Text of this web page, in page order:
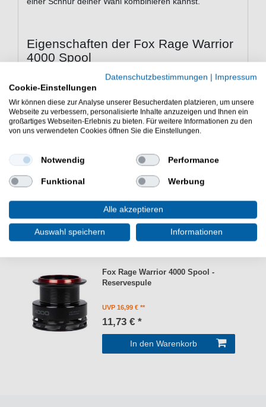
Eigenschaften der Fox Rage Warrior
4000 Spool
für die Fox Rage Warrior 4000
Schnurfassung: 0.26mm/150m
für monofile & geflochtene Schnüre geeignet
für noch mehr Flexibilität beim Angeln
Rage Rollenspule für Spinnrolle. - HIER Reservespule
ZULETZT ANGESEHEN
Fox Rage Warrior 4000 Spool -
Reservespule
UVP 16,99 €
11,73 € *
In den Warenkorb
Datenschutzbestimmungen | Impressum
Cookie-Einstellungen
Wir können diese zur Analyse unserer Besucherdaten platzieren, um unsere
Webseite zu verbessern, personalisierte Inhalte anzuzeigen und Ihnen ein
großartiges Webseiten-Erlebnis zu bieten. Für weitere Informationen zu den
von uns verwendeten Cookies öffnen Sie die Einstellungen.
Notwendig Performance
Funktional Werbung
Alle akzeptieren
Auswahl speichern Informationen